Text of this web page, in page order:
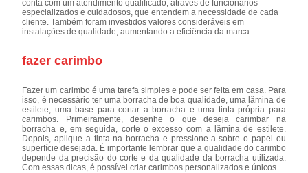
conta com um atendimento qualificado, através de funcionários
especializados e cuidadosos, que entendem a necessidade de cada
cliente. Também foram investidos valores consideráveis em
instalações de qualidade, aumentando a eficiência da marca.
fazer carimbo
Fazer um carimbo é uma tarefa simples e pode ser feita em casa. Para
isso, é necessário ter uma borracha de boa qualidade, uma lâmina de
estilete, uma base para cortar a borracha e uma tinta própria para
carimbos. Primeiramente, desenhe o que deseja carimbar na
borracha e, em seguida, corte o excesso com a lâmina de estilete.
Depois, aplique a tinta na borracha e pressione-a sobre o papel ou
superfície desejada. É importante lembrar que a qualidade do carimbo
depende da precisão do corte e da qualidade da borracha utilizada.
Com essas dicas, é possível criar carimbos personalizados e únicos.